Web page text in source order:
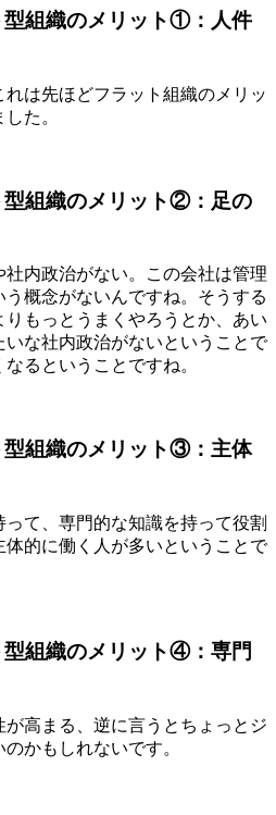
組織のメリット①：人件
は先ほどフラット組織のメリッ
た。
組織のメリット②：足の
内政治がない。この会社は管理
概念がないんですね。そうする
もっとうまくやろうとか、あい
な社内政治がないということで
るということですね。
組織のメリット③：主体
て、専門的な知識を持って役割
的に働く人が多いということで
組織のメリット④：専門
高まる、逆に言うとちょっとジ
かもしれないです。